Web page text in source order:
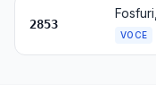
2853
VOCE